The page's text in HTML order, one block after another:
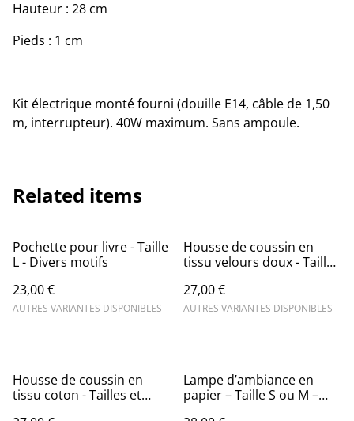
Hauteur : 28 cm
Pieds : 1 cm
Kit électrique monté fourni (douille E14, câble de 1,50
m, interrupteur). 40W maximum. Sans ampoule.
Related items
Pochette pour livre - Taille
L - Divers motifs
23,00 €
AUTRES VARIANTES DISPONIBLES
Housse de coussin en
tissu velours doux - Tailles
27,00 €
AUTRES VARIANTES DISPONIBLES
Housse de coussin en
tissu coton - Tailles et
Lampe d’ambiance en
papier – Taille S ou M –